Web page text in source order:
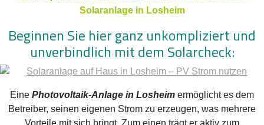
Solaranlage in Losheim
Beginnen Sie hier ganz unkompliziert und
unverbindlich mit dem Solarcheck:
Eine Photovoltaik-Anlage in Losheim ermöglicht es dem
Betreiber, seinen eigenen Strom zu erzeugen, was mehrere